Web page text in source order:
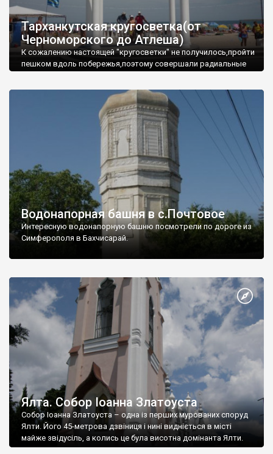
Тарханкутская кругосветка(от
Черноморского до Атлеша)
К сожалению настоящей "кругосветки" не получилось,пройти
пешком вдоль побережья,поэтому совершали радиальные
Водонапорная башня в с.Почтовое
Интересную водонапорную башню посмотрели по дороге из
Симферополя в Бахчисарай.
Ялта. Собор Іоанна Златоуста
Собор Іоанна Златоуста – одна із перших мурованих споруд
Ялти. Його 45-метрова дзвіниця і нині видніється в місті
майже звідусіль, а колись це була висотна домінанта Ялти.